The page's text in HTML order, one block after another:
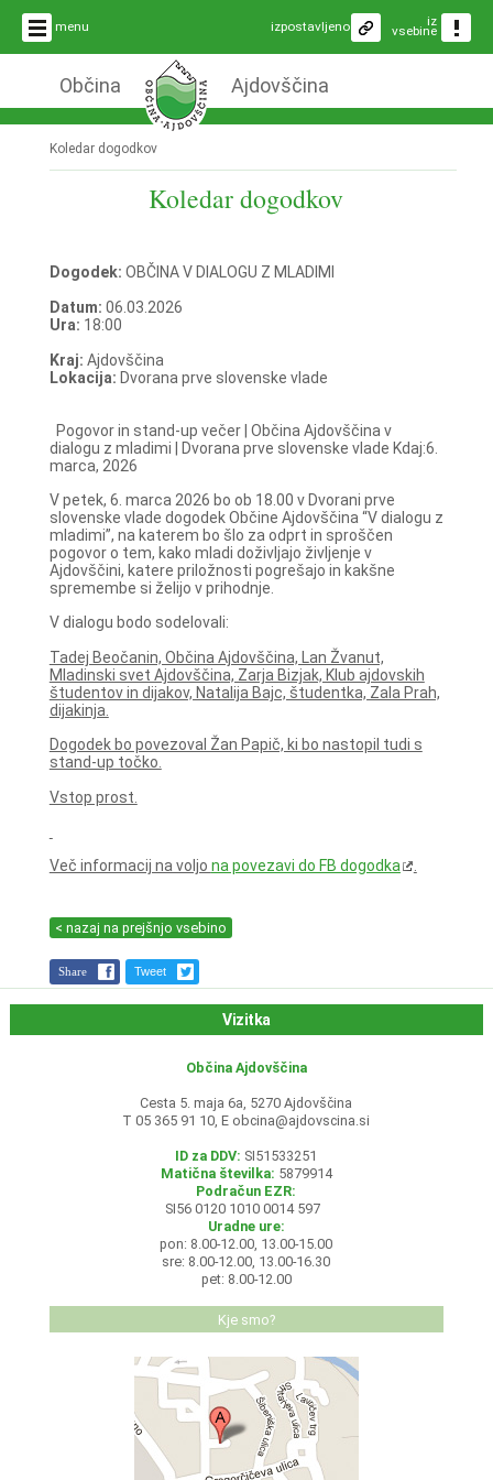
menu iz
vsebine
izpostavljeno
Občina Ajdovščina
Koledar dogodkov
Koledar dogodkov
Dogodek: OBČINA V DIALOGU Z MLADIMI
Datum: 06.03.2026
Ura: 18:00
Kraj: Ajdovščina
Lokacija: Dvorana prve slovenske vlade
Pogovor in stand-up večer | Občina Ajdovščina v
dialogu z mladimi | Dvorana prve slovenske vlade Kdaj:6.
marca, 2026
V petek, 6. marca 2026 bo ob 18.00 v Dvorani prve
slovenske vlade dogodek Občine Ajdovščina “V dialogu z
mladimi”, na katerem bo šlo za odprt in sproščen
pogovor o tem, kako mladi doživljajo življenje v
Ajdovščini, katere priložnosti pogrešajo in kakšne
spremembe si želijo v prihodnje.
V dialogu bodo sodelovali:
Tadej Beočanin, Občina Ajdovščina, Lan Žvanut,
Mladinski svet Ajdovščina, Zarja Bizjak, Klub ajdovskih
študentov in dijakov, Natalija Bajc, študentka, Zala Prah,
dijakinja.
Dogodek bo povezoval Žan Papič, ki bo nastopil tudi s
stand-up točko.
Vstop prost.
Več informacij na voljo na povezavi do FB dogodka .
< nazaj na prejšnjo vsebino
Share Tweet
Vizitka
Občina Ajdovščina
Cesta 5. maja 6a, 5270 Ajdovščina
T 05 365 91 10, E obcina@ajdovscina.si
ID za DDV: SI51533251
Matična številka: 5879914
Podračun EZR:
SI56 0120 1010 0014 597
Uradne ure:
pon: 8.00-12.00, 13.00-15.00
sre: 8.00-12.00, 13.00-16.30
pet: 8.00-12.00
Kje smo?